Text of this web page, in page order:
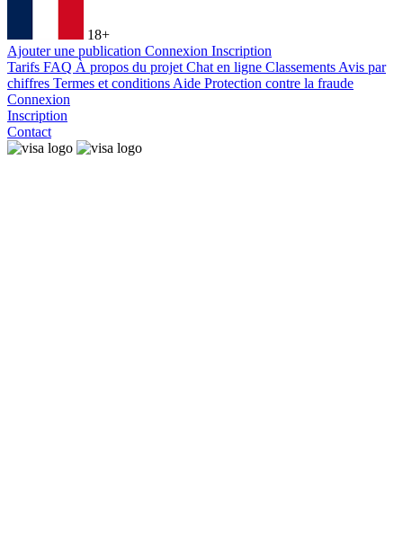
18+
Ajouter une publication Connexion Inscription
Tarifs FAQ À propos du projet Chat en ligne Classements Avis par
chiffres Termes et conditions Aide Protection contre la fraude
Connexion
Inscription
Contact